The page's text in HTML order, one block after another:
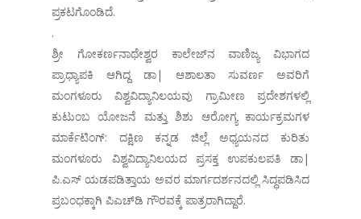
ಪ್ರಕಟಗೊಂಡಿದೆ.
.
ಶ್ರೀ ಗೋಕರ್ಣನಾಥೇಶ್ವರ ಕಾಲೇಜ್‌ನ ವಾಣಿಜ್ಯ ವಿಭಾಗದ
ಪ್ರಾಧ್ಯಾಪಕಿ ಆಗಿದ್ದ ಡಾ| ಆಶಾಲತಾ ಸುವರ್ಣ ಅವರಿಗೆ
ಮಂಗಳೂರು ವಿಶ್ವವಿದ್ಯಾನಿಲಯವು ಗ್ರಾಮೀಣ ಪ್ರದೇಶಗಳಲ್ಲಿ
ಕುಟುಂಬ ಯೋಜನೆ ಮತ್ತು ಶಿಶು ಆರೋಗ್ಯ ಕಾರ್ಯಕ್ರಮಗಳ
ಮಾರ್ಕೆಟಿಂಗ್: ದಕ್ಷಿಣ ಕನ್ನಡ ಜಿಲ್ಲೆ ಅಧ್ಯಯನದ ಕುರಿತು
ಮಂಗಳೂರು ವಿಶ್ವವಿದ್ಯಾನಿಲಯದ ಪ್ರಸಕ್ತ ಉಪಕುಲಪತಿ ಡಾ|
ಪಿ.ಎಸ್ ಯಡಪಡಿತ್ತಾಯ ಅವರ ಮಾರ್ಗದರ್ಶನದಲ್ಲಿ ಸಿದ್ಧಪಡಿಸಿದ
ಪ್ರಬಂಧಕ್ಕಾಗಿ ಪಿಎಚ್‌ಡಿ ಗೌರವಕ್ಕೆ ಪಾತ್ರರಾಗಿದ್ದಾರೆ.